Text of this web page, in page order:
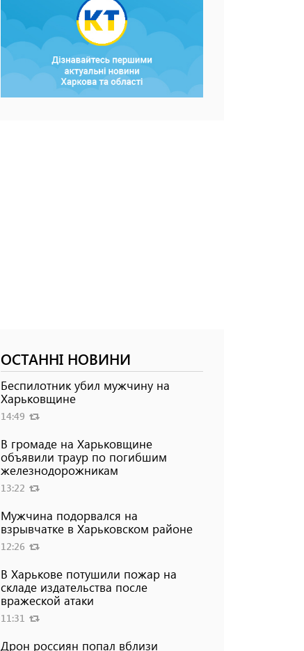
ОСТАННІ НОВИНИ
Беспилотник убил мужчину на
Харьковщине
14:49
В громаде на Харьковщине
объявили траур по погибшим
железнодорожникам
13:22
Мужчина подорвался на
взрывчатке в Харьковском районе
12:26
В Харькове потушили пожар на
складе издательства после
вражеской атаки
11:31
Дрон россиян попал вблизи